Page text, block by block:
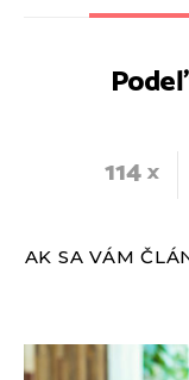
114
AK SA VÁM